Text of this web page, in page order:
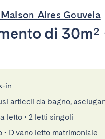
Aires Gouveia
di 30m²
in
articoli da bagno,
letto • 2 letti singoli
• Divano letto matrimoniale